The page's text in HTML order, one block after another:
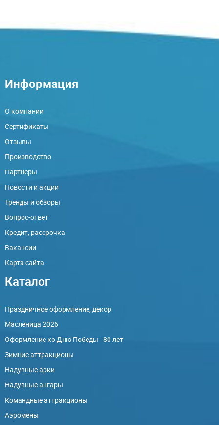
Информация
О компании
Сертификаты
Отзывы
Производство
Партнеры
Новости и акции
Тренды и обзоры
Вопрос-ответ
Кредит, рассрочка
Вакансии
Карта сайта
Каталог
Праздничное оформление, декор
Масленица 2026
Оформление ко Дню Победы - 80 лет
Зимние аттракционы
Надувные арки
Надувные ангары
Командные аттракционы
Аэромены